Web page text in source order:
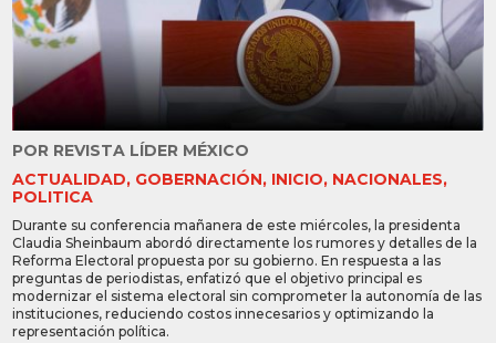
POR REVISTA LÍDER MÉXICO
ACTUALIDAD, GOBERNACIÓN, INICIO, NACIONALES,
POLITICA
Durante su conferencia mañanera de este miércoles, la presidenta
Claudia Sheinbaum abordó directamente los rumores y detalles de la
Reforma Electoral propuesta por su gobierno. En respuesta a las
preguntas de periodistas, enfatizó que el objetivo principal es
modernizar el sistema electoral sin comprometer la autonomía de las
instituciones, reduciendo costos innecesarios y optimizando la
representación política.